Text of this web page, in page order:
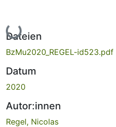
Lade...
Dateien
BzMu2020_REGEL-id523.pdf
Datum
2020
Autor:innen
Regel, Nicolas